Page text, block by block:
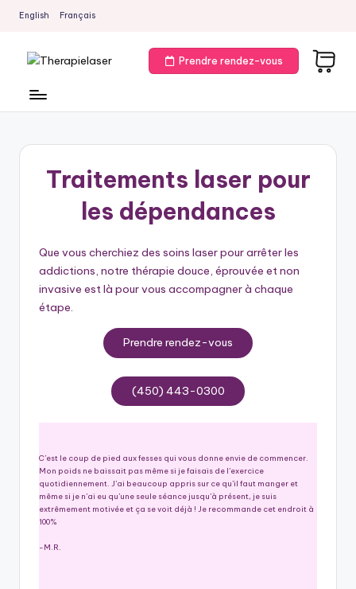
English Français
h
Prendre rendez-vous
Traitements laser pour
les dépendances
Que vous cherchiez des soins laser pour arrêter les
addictions, notre thérapie douce, éprouvée et non
invasive est là pour vous accompagner à chaque
étape.
Prendre rendez-vous
(450) 443-0300
C’est le coup de pied aux fesses qui vous donne envie de commencer.
Mon poids ne baissait pas même si je faisais de l’exercice
quotidiennement. J’ai beaucoup appris sur ce qu’il faut manger et
même si je n’ai eu qu’une seule séance jusqu’à présent, je suis
extrêmement motivée et ça se voit déjà ! Je recommande cet endroit à
100%
-M.R.